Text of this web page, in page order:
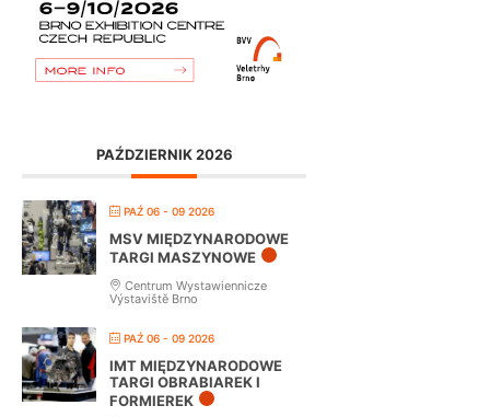
PAŹDZIERNIK 2026
PAŹ 06 - 09 2026
MSV MIĘDZYNARODOWE
TARGI MASZYNOWE
Centrum Wystawiennicze
Výstaviště Brno
PAŹ 06 - 09 2026
IMT MIĘDZYNARODOWE
TARGI OBRABIAREK I
FORMIEREK